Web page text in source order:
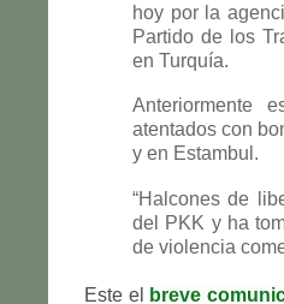
hoy por la
Partido de los
en Turquía.
Anteriormente
atentados con
y en Estambul.
“Halcones de
del PKK y ha
de violencia
Este el breve